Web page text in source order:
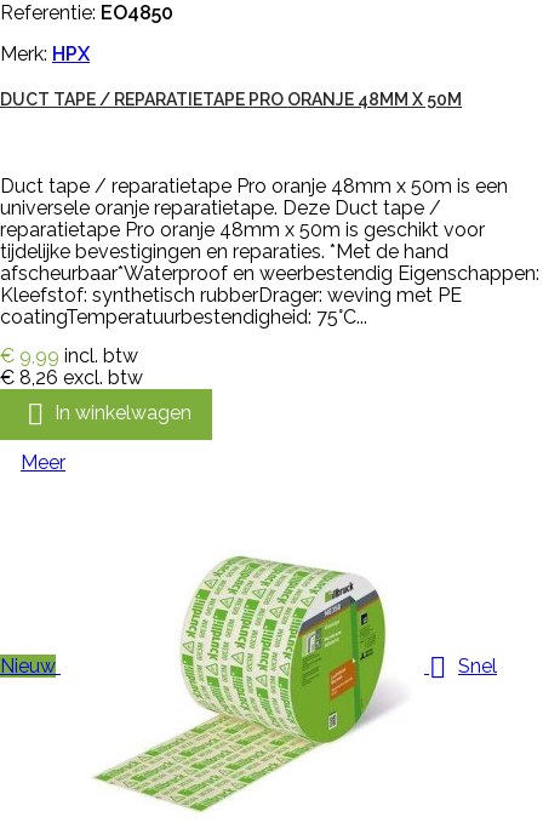
Referentie: EO4850
Merk: HPX
DUCT TAPE / REPARATIETAPE PRO ORANJE 48MM X 50M
Duct tape / reparatietape Pro oranje 48mm x 50m is een
universele oranje reparatietape. Deze Duct tape /
reparatietape Pro oranje 48mm x 50m is geschikt voor
tijdelijke bevestigingen en reparaties. *Met de hand
afscheurbaar*Waterproof en weerbestendig Eigenschappen:
Kleefstof: synthetisch rubberDrager: weving met PE
coatingTemperatuurbestendigheid: 75°C...
€ 9,99 incl. btw
€ 8,26 excl. btw
 In winkelwagen
Meer
Nieuw  Snel